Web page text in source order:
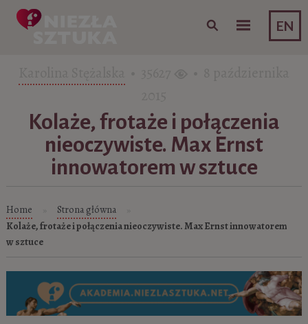
EN
Skip to content
Kolaże, frotaże i połączenia
nieoczywiste. Max Ernst
innowatorem w sztuce
Home Strona główna
Kolaże, frotaże i połączenia nieoczywiste. Max Ernst innowatorem
w sztuce